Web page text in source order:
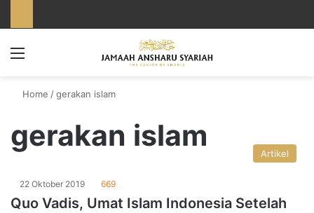
Home /gerakan islam
gerakan islam
Artikel
22 Oktober 2019 669
Quo Vadis, Umat Islam Indonesia Setelah